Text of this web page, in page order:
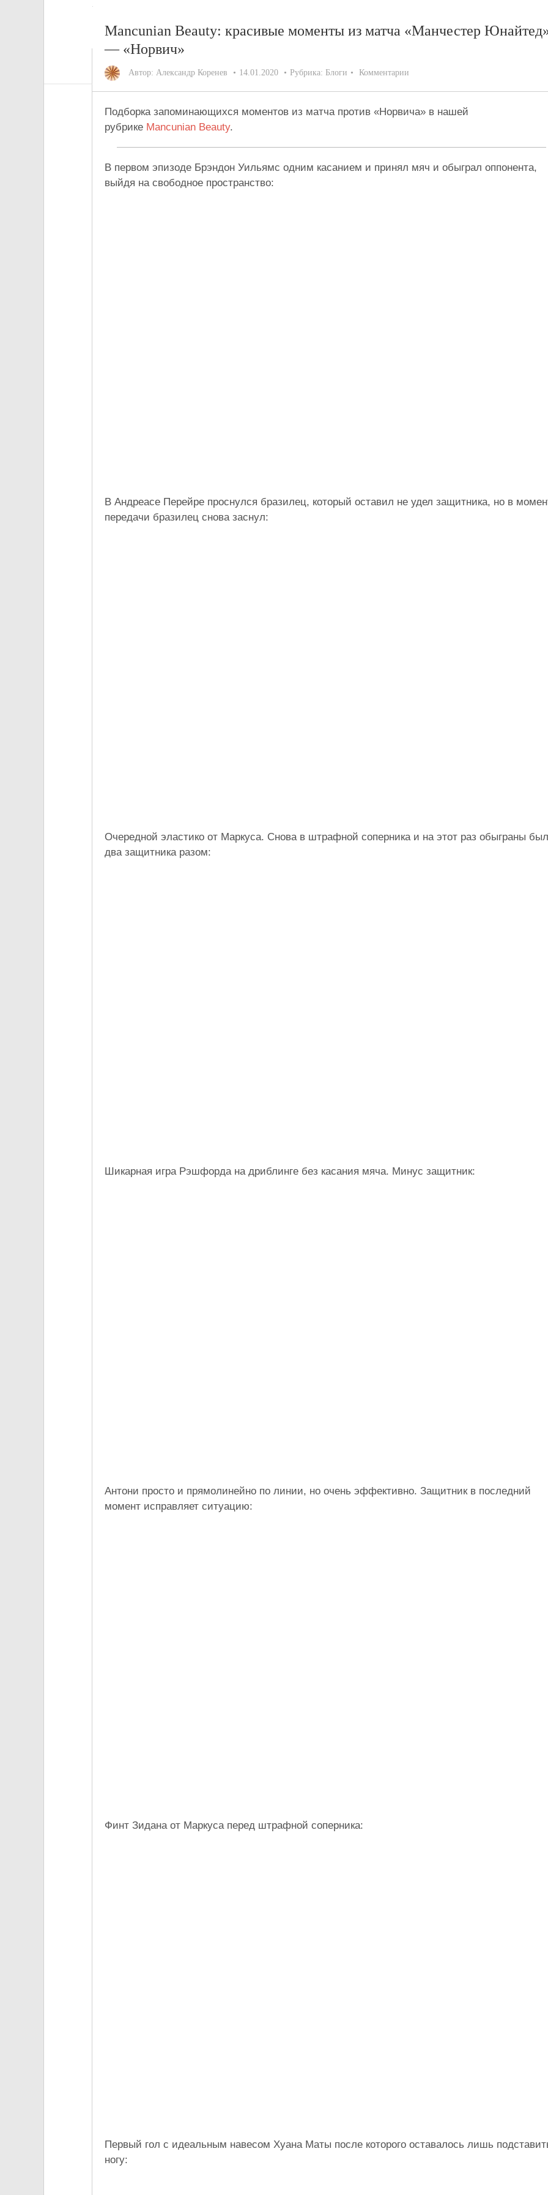
Mancunian Beauty: красивые моменты из матча «Манчестер
— «Норвич»
Автор: Александр Коренев 14.01.2020 Рубрика: Блоги Комментарии
Подборка запоминающихся моментов из матча против «Норвича» в нашей
рубрике Mancunian Beauty.
В первом эпизоде Брэндон Уильямс одним касанием и принял мяч и обыграл оппонента,
выйдя на свободное пространство:
В Андреасе Перейре проснулся бразилец, который оставил не удел защитника, но в
передачи бразилец снова заснул:
Очередной эластико от Маркуса. Снова в штрафной соперника и на этот раз обыграны
два защитника разом:
Шикарная игра Рэшфорда на дриблинге без касания мяча. Минус защитник:
Антони просто и прямолинейно по линии, но очень эффективно. Защитник в последний
момент исправляет ситуацию:
Финт Зидана от Маркуса перед штрафной соперника:
Первый гол с идеальным навесом Хуана Маты после которого оставалось лишь
ногу: